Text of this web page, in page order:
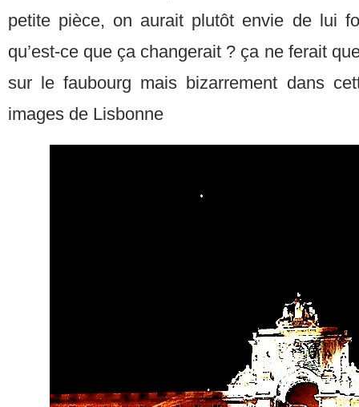
petite pièce, on aurait plutôt envie de lui
qu’est-ce que ça changerait ? ça ne ferait
sur le faubourg mais bizarrement dans
images de Lisbonne